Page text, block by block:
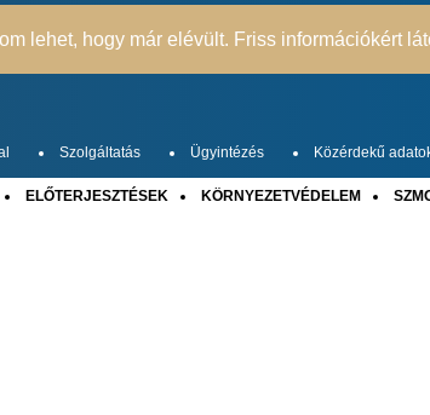
lehet, hogy már elévült. Friss információkért
Szolgáltatás Ügyintézés Közérdekű
ELŐTERJESZTÉSEK KÖRNYEZETVÉDELEM